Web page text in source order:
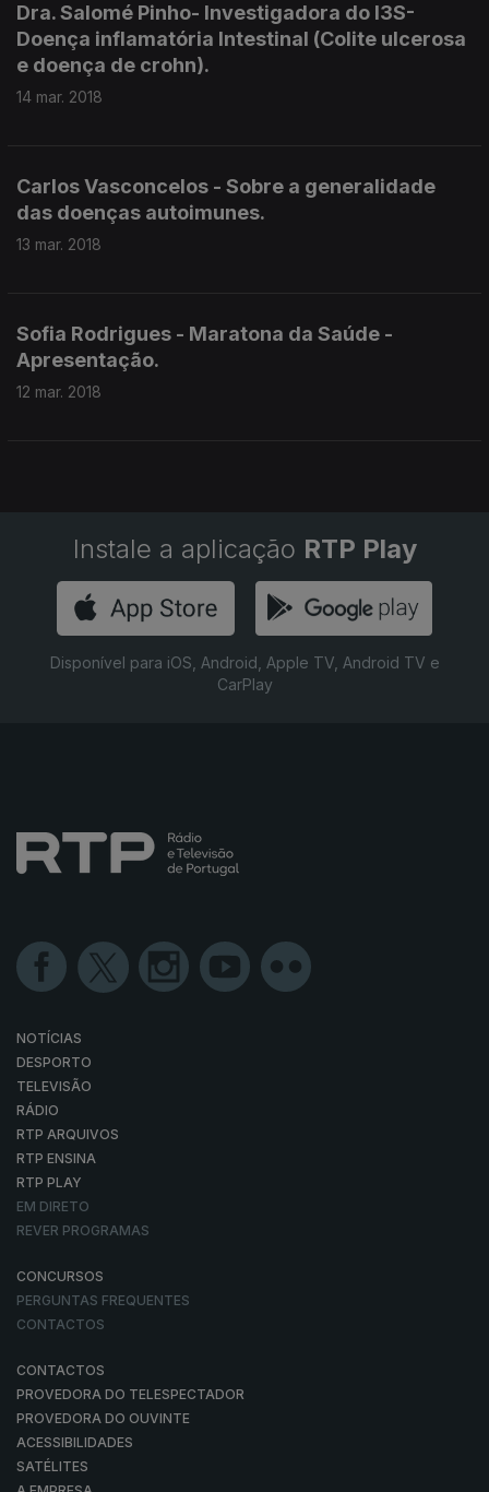
Dra. Salomé Pinho- Investigadora do I3S-
Doença inflamatória Intestinal (Colite ulcerosa
e doença de crohn).
14 mar. 2018
Carlos Vasconcelos - Sobre a generalidade
das doenças autoimunes.
13 mar. 2018
Sofia Rodrigues - Maratona da Saúde -
Apresentação.
12 mar. 2018
Instale a aplicação RTP Play
Disponível para iOS, Android, Apple TV, Android TV e
CarPlay
NOTÍCIAS
DESPORTO
TELEVISÃO
RÁDIO
RTP ARQUIVOS
RTP ENSINA
RTP PLAY
EM DIRETO
REVER PROGRAMAS
CONCURSOS
PERGUNTAS FREQUENTES
CONTACTOS
CONTACTOS
PROVEDORA DO TELESPECTADOR
PROVEDORA DO OUVINTE
ACESSIBILIDADES
SATÉLITES